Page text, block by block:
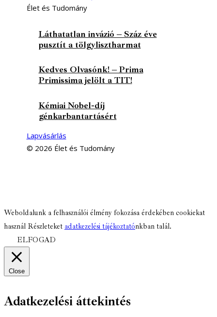
Élet és Tudomány
Láthatatlan invázió – Száz éve
pusztít a tölgylisztharmat
Kedves Olvasónk! – Prima
Primissima jelölt a TIT!
Kémiai Nobel-díj
génkarbantartásért
Lapvásárlás
© 2026 Élet és Tudomány
Weboldalunk a felhasználói élmény fokozása érdekében cookiekat
használ Részleteket adatkezelési tájékoztatónkban talál.
ELFOGAD
Close
Adatkezelési áttekintés